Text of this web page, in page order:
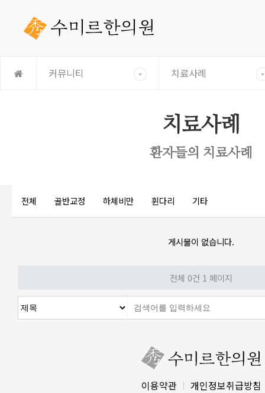
커뮤니티 치료사례
치료사례
환자들의 치료사례
전체 골반교정 하체비만 휜다리 기타
게시물이 없습니다.
전체 0건 1 페이지
이용약관 |
개인정보취급방침